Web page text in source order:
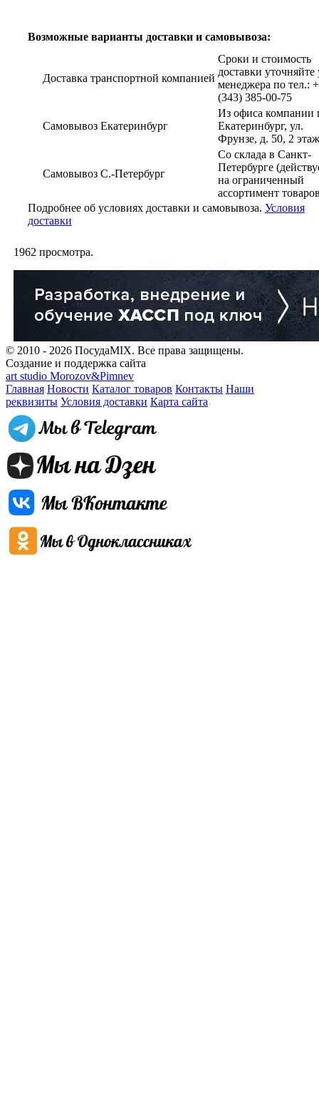
Возможные варианты доставки и самовывоза:
Доставка транспортной компанией
Сроки и стоимость
доставки уточняйте
менеджера по тел.:
(343) 385-00-75
Самовывоз Екатеринбург
Из офиса компании
Екатеринбург, ул.
Фрунзе, д. 50, 2 этаж
Самовывоз С.-Петербург
Со склада в Санкт-
Петербурге
на ограниченный
ассортимент
Подробнее об условиях доставки и самовывоза. Условия
доставки
1962 просмотра.
© 2010 - 2026 ПосудаMIX. Все права защищены.
Создание и поддержка сайта
art studio Morozov&Pimnev
Главная Новости Каталог товаров Контакты Наши
реквизиты Условия доставки Карта сайта